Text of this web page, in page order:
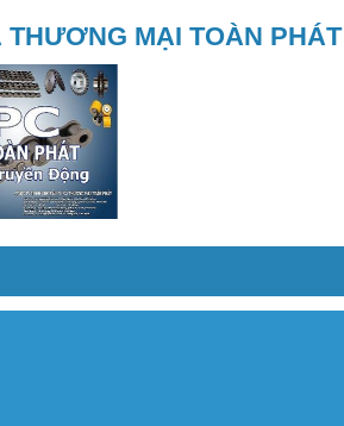
MẠI TOÀN PHÁT